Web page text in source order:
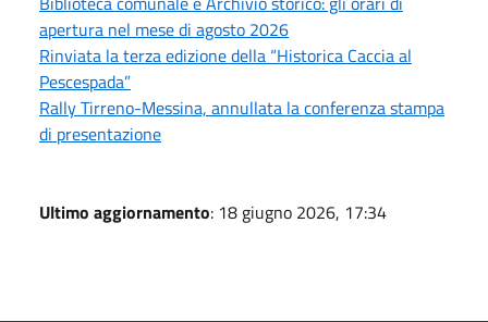
apertura nel mese di agosto 2026
Rinviata la terza edizione della “Historica Caccia al
Pescespada”
Rally Tirreno-Messina, annullata la conferenza stampa
di presentazione
Ultimo aggiornamento: 18 giugno 2026, 17:34